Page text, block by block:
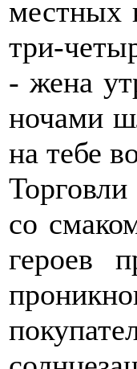
местных
три-
- жена
ночами
на тебе
со
героев